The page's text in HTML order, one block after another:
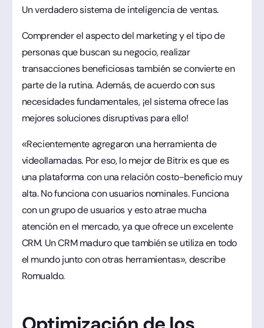
Un verdadero sistema de inteligencia de ventas.
Comprender el aspecto del marketing y el tipo de
personas que buscan su negocio, realizar
transacciones beneficiosas también se convierte en
parte de la rutina. Además, de acuerdo con sus
necesidades fundamentales, ¡el sistema ofrece las
mejores soluciones disruptivas para ello!
«Recientemente agregaron una herramienta de
videollamadas. Por eso, lo mejor de Bitrix es que es
una plataforma con una relación costo-beneficio muy
alta. No funciona con usuarios nominales. Funciona
con un grupo de usuarios y esto atrae mucha
atención en el mercado, ya que ofrece un excelente
CRM. Un CRM maduro que también se utiliza en todo
el mundo junto con otras herramientas», describe
Romualdo.